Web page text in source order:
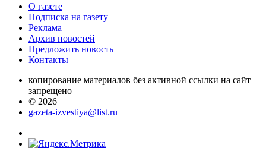
О газете
Подписка на газету
Реклама
Архив новостей
Предложить новость
Контакты
копирование материалов без активной ссылки на сайт
запрещено
© 2026
gazeta-izvestiya@list.ru